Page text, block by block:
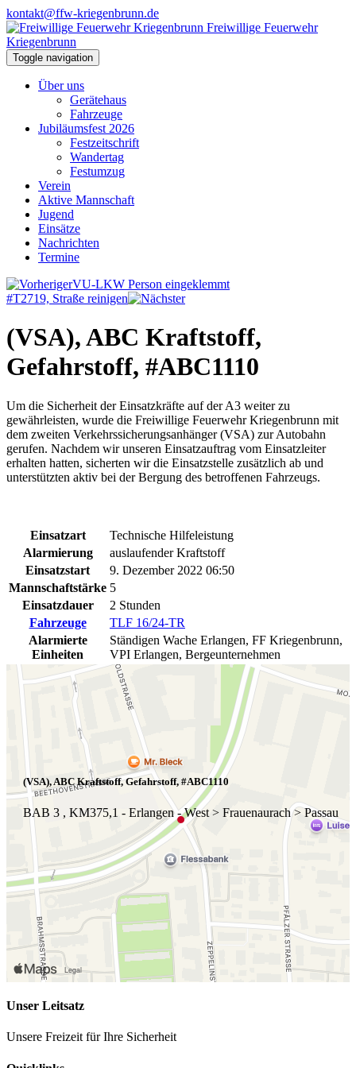
kontakt@ffw-kriegenbrunn.de
Freiwillige Feuerwehr
Kriegenbrunn
Toggle navigation
Über uns
Gerätehaus
Fahrzeuge
Jubiläumsfest 2026
Festzeitschrift
Wandertag
Festumzug
Verein
Aktive Mannschaft
Jugend
Einsätze
Nachrichten
Termine
VU-LKW Person eingeklemmt
#T2719, Straße reinigen
(VSA), ABC Kraftstoff,
Gefahrstoff, #ABC1110
Um die Sicherheit der Einsatzkräfte auf der A3 weiter zu
gewährleisten, wurde die Freiwillige Feuerwehr Kriegenbrunn mit
dem zweiten Verkehrssicherungsanhänger (VSA) zur Autobahn
gerufen. Nachdem wir unseren Einsatzauftrag vom Einsatzleiter
erhalten hatten, sicherten wir die Einsatzstelle zusätzlich ab und
unterstützten aktiv bei der Bergung des betroffenen Fahrzeugs.
Einsatzart
Technische Hilfeleistung
Alarmierung
auslaufender Kraftstoff
Einsatzstart
9. Dezember 2022 06:50
Mannschaftstärke 5
Einsatzdauer
2 Stunden
Fahrzeuge
TLF 16/24-TR
Alarmierte
Einheiten
Ständigen Wache Erlangen, FF Kriegenbrunn,
VPI Erlangen, Bergeunternehmen
(VSA), ABC Kraftstoff, Gefahrstoff, #ABC1110
BAB 3 , KM375,1 - Erlangen - West > Frauenaurach > Passau
Unser Leitsatz
Unsere Freizeit für Ihre Sicherheit